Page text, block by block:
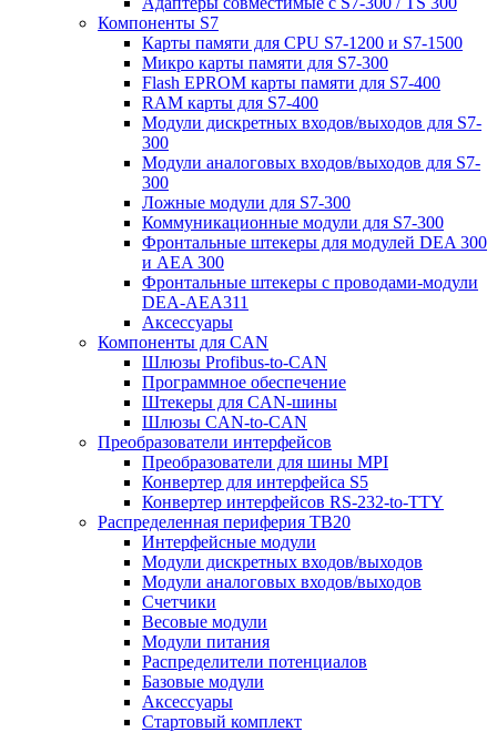
Компоненты S7
Карты памяти для CPU S7-1200 и S7-1500
Микро карты памяти для S7-300
Flash EPROM карты памяти для S7-400
RAM карты для S7-400
Модули дискретных входов/выходов для S7-
300
Модули аналоговых входов/выходов для S7-
300
Ложные модули для S7-300
Коммуникационные модули для S7-300
Фронтальные штекеры для модулей DEA 300
и AEA 300
Фронтальные штекеры с проводами-модули
DEA-AEA311
Аксессуары
Компоненты для CAN
Шлюзы Profibus-to-CAN
Программное обеспечение
Штекеры для CAN-шины
Шлюзы CAN-to-CAN
Преобразователи интерфейсов
Преобразователи для шины MPI
Конвертер для интерфейса S5
Конвертер интерфейсов RS-232-to-TTY
Распределенная периферия TB20
Интерфейсные модули
Модули дискретных входов/выходов
Модули аналоговых входов/выходов
Счетчики
Весовые модули
Модули питания
Распределители потенциалов
Базовые модули
Аксесcуары
Стартовый комплект